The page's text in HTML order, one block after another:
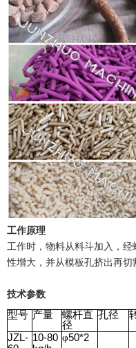
工作原理
工作时，物料从料斗加入，
性增大，并从模板孔挤出再切
技术参数
型号 产量
螺杆直
径
孔径
JZL- 10-80 φ50*2